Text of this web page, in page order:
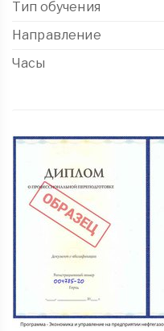
Тип обучения
Направление
Часы